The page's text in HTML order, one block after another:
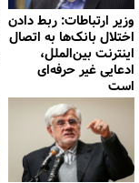
وزیر ارتباطات: ربط دادن
اختلال بانک‌ها به اتصال
اینترنت بین‌الملل،
ادعایی غیر حرفه‌ای
است